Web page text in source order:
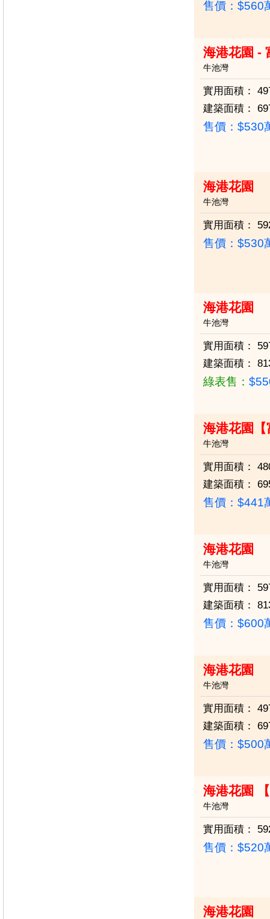
售價： $560
海港花園 -
牛池灣
實用面積：
建築面積：
售價： $530
海港花園
牛池灣
實用面積：
售價： $530
海港花園
牛池灣
實用面積：
建築面積：
綠表售：
海港花園
牛池灣
實用面積：
建築面積：
售價： $441
海港花園
牛池灣
實用面積：
建築面積：
售價： $600
海港花園
牛池灣
實用面積：
建築面積：
售價： $500
海港花園
牛池灣
實用面積：
售價： $520
海港花園